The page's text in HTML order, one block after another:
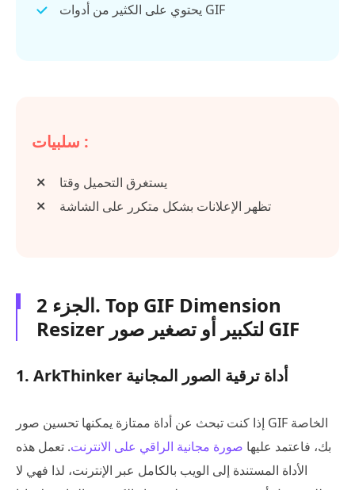
يحتوي على الكثير من أدوات GIF
سلبيات :
يستغرق التحميل وقتا
تظهر الإعلانات بشكل متكرر على الشاشة
الجزء 2. Top GIF Dimension
Resizer لتكبير أو تصغير صور GIF
1. ArkThinker أداة ترقية الصور المجانية
إذا كنت تبحث عن أداة ممتازة يمكنها تحسين صور GIF الخاصة
بك، فاعتمد عليها صورة مجانية الراقي على الانترنت. تعمل هذه
الأداة المستندة إلى الويب بالكامل عبر الإنترنت، لذا فهي لا